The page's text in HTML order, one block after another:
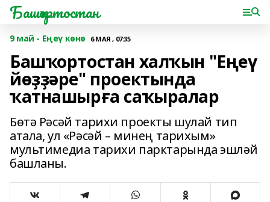
Башҡортостан
9 май - Еңеү көнө 6 МАЯ , 07:35
Башҡортостан халҡын "Еңеү
йөҙҙәре" проектында
ҡатнашырға саҡыралар
Бөтә Рәсәй тарихи проекты шулай тип
атала, ул «Рәсәй – минең тарихым»
мультимедиа тарихи парктарында эшләй
башланы.